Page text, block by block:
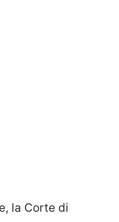
la Corte di